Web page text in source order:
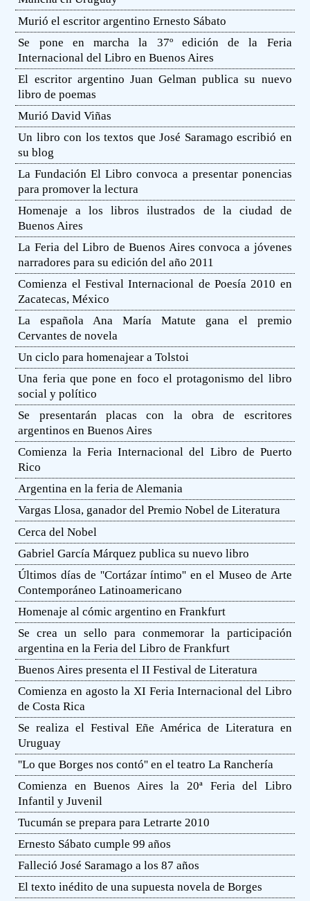
Murió el escritor argentino Ernesto Sábato
Se pone en marcha la 37º edición de la Feria
Internacional del Libro en Buenos Aires
El escritor argentino Juan Gelman publica su nuevo
libro de poemas
Murió David Viñas
Un libro con los textos que José Saramago escribió en
su blog
La Fundación El Libro convoca a presentar ponencias
para promover la lectura
Homenaje a los libros ilustrados de la ciudad de
Buenos Aires
La Feria del Libro de Buenos Aires convoca a jóvenes
narradores para su edición del año 2011
Comienza el Festival Internacional de Poesía 2010 en
Zacatecas, México
La española Ana María Matute gana el premio
Cervantes de novela
Un ciclo para homenajear a Tolstoi
Una feria que pone en foco el protagonismo del libro
social y político
Se presentarán placas con la obra de escritores
argentinos en Buenos Aires
Comienza la Feria Internacional del Libro de Puerto
Rico
Argentina en la feria de Alemania
Vargas Llosa, ganador del Premio Nobel de Literatura
Cerca del Nobel
Gabriel García Márquez publica su nuevo libro
Últimos días de ''Cortázar íntimo'' en el Museo de Arte
Contemporáneo Latinoamericano
Homenaje al cómic argentino en Frankfurt
Se crea un sello para conmemorar la participación
argentina en la Feria del Libro de Frankfurt
Buenos Aires presenta el II Festival de Literatura
Comienza en agosto la XI Feria Internacional del Libro
de Costa Rica
Se realiza el Festival Eñe América de Literatura en
Uruguay
''Lo que Borges nos contó'' en el teatro La Ranchería
Comienza en Buenos Aires la 20ª Feria del Libro
Infantil y Juvenil
Tucumán se prepara para Letrarte 2010
Ernesto Sábato cumple 99 años
Falleció José Saramago a los 87 años
El texto inédito de una supuesta novela de Borges